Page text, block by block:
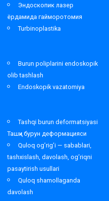
Эндоскопик лазер
ёрдамида гайморотомия
Turbinoplastika
Burun poliplarini endoskopik
olib tashlash
Endoskopik vazatomiya
Tashqi burun deformatsiyasi
Ташқи бурун деформацияси
Quloq og’rig’i — sabablari,
tashxislash, davolash, og’riqni
pasaytirish usullari
Quloq shamollaganda
davolash